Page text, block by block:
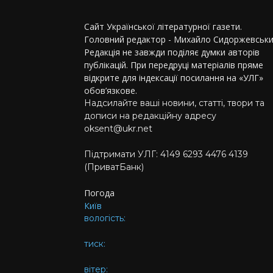
Сайт Української літературної газети.
Головний редактор - Михайло
Редакція не завжди поділяє думки авторів
публікацій. При передруці матеріалів пряме
відкрите для індексації посилання на «УЛГ»
обов’язкове.
Надсилайте ваші новини, статті, твори та
дописи на редакційну адресу
oksent@ukr.net
Підтримати УЛГ: 4149 6293 4476 4139
(ПриватБанк)
Погода
Київ
вологість:
тиск:
вітер: